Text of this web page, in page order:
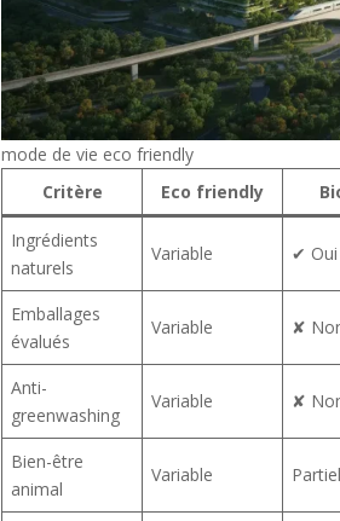
mode de vie eco friendly
Critère
Eco friendly
Ingrédients
naturels
Variable ✔ Oui
Emballages
évalués
Variable ✘
Anti-
greenwashing
Variable ✘
Bien-être
animal
Variable Partiel